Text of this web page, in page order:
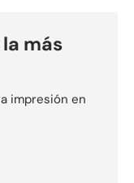
más
impresión en